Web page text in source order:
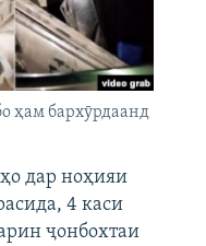
ҳам бархӯрдаанд
дар ноҳияи
4 каси
ҷонбохтаи